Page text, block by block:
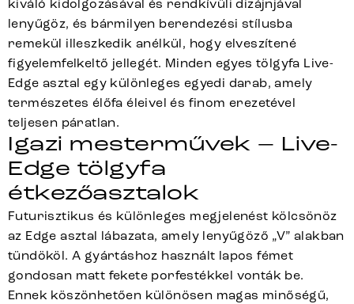
kiváló kidolgozásával és rendkívüli dizájnjával
lenyűgöz, és bármilyen berendezési stílusba
remekül illeszkedik anélkül, hogy elveszítené
figyelemfelkeltő jellegét. Minden egyes tölgyfa Live-
Edge asztal egy különleges egyedi darab, amely
természetes élőfa éleivel és finom erezetével
teljesen páratlan.
Igazi mesterművek – Live-
Edge tölgyfa
étkezőasztalok
Futurisztikus és különleges megjelenést kölcsönöz
az Edge asztal lábazata, amely lenyűgöző „V” alakban
tündököl. A gyártáshoz használt lapos fémet
gondosan matt fekete porfestékkel vonták be.
Ennek köszönhetően különösen magas minőségű,